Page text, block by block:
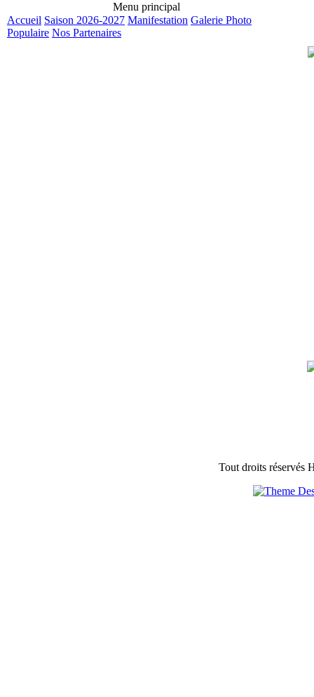
Menu principal
Accueil Saison 2026-2027 Manifestation Galerie Photo
Populaire Nos Partenaires
Tout droits réservés